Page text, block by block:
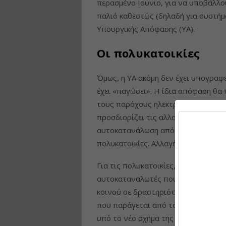
περασμένο Ιούνιο, για να
παλιό καθεστώς (δηλαδή για
Υπουργικής Απόφασης (ΥΑ).
Οι πολυκατοικίες
Όμως, η ΥΑ ακόμη δεν έχει
έχει «παγώσει». Η ίδια απόφαση θα
τους παρόχους ηλεκτρικής
προσδιορίζει τις αλλαγές που
αυτοκατανάλωση από κοινού,
πολυκατοικίες. Αλλαγές που έως
Για τις πολυκατοικίες, έχει
αυτοκαταναλωτές που βρίσκονται
κοινού σε δραστηριότητες και να
που παράγεται από τους
υπό το νέο σχήμα της συλλογικής